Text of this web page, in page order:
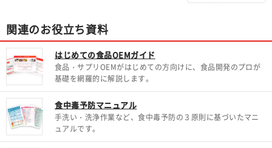
関連のお役立ち資料
はじめての食品OEMガイド
食品・サプリOEMがはじめての方向けに、食品開発のプロが
基礎を網羅的に解説します。
食中毒予防マニュアル
手洗い・洗浄作業など、食中毒予防の３原則に基づいたマニ
ュアルです。